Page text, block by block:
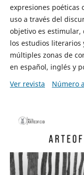
expresiones poéticas
uso a través del
objetivo es
los estudios literarios
múltiples zonas de
en español, inglés y
Ver revista
Número